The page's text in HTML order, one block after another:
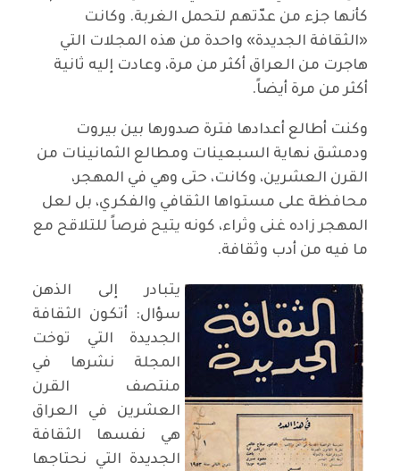
كأنها جزء من عدّتهم لتحمل الغربة. وكانت
«الثقافة الجديدة» واحدة من هذه المجلات التي
هاجرت من العراق أكثر من مرة، وعادت إليه ثانية
أكثر من مرة أيضاً.
وكنت أطالع أعدادها فترة صدورها بين بيروت
ودمشق نهاية السبعينات ومطالع الثمانينات من
القرن العشرين، وكانت، حتى وهي في المهجر،
محافظة على مستواها الثقافي والفكري، بل لعل
المهجر زاده غنى وثراء، كونه يتيح فرصاً للتلاقح مع
ما فيه من أدب وثقافة.
يتبادر إلى الذهن
سؤال: أتكون الثقافة
الجديدة التي توخت
المجلة نشرها في
منتصف القرن
العشرين في العراق
هي نفسها الثقافة
الجديدة التي نحتاجها